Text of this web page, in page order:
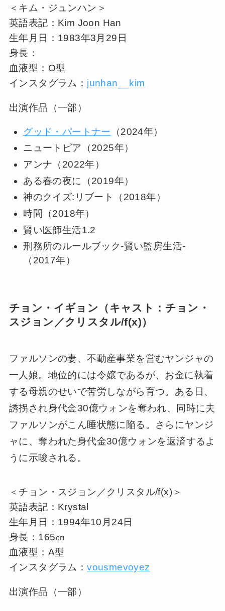
＜キム・ジュンハン＞
英語表記：Kim Joon Han
生年月日：1983年3月29日
身長：
血液型：O型
インスタグラム： junhan__kim
出演作品（一部）
グッド・パートナー （2024年）
ニュートピア（2025年）
アンナ（2022年）
ある春の夜に（2019年）
神のクイズ:リブート（2018年）
時間（2018年）
賢い医師生活1.2
刑務所のルールブック-賢い監房生活-
（2017年）
チョン・イギョン（キャスト：チョン・
スジョン／クリスタル/f(x)）
ファルソンの妻、不動産事業を営むヤンジャの
一人娘。地位的には令嬢であるが、お金に執着
する母親のせいで苦労しながら育つ。ある日、
誘拐され身代金30億ウォンを奪われ、同時に夫
ファルソンがこん睡状態に陥る。さらにヤンジ
ャに、奪われた身代金30億ウォンを返済するよ
うに示唆される。
＜チョン・スジョン／クリスタル/f(x)＞
英語表記：Krystal
生年月日：1994年10月24日
身長：165㎝
血液型：A型
インスタグラム：vousmevoyez
出演作品（一部）